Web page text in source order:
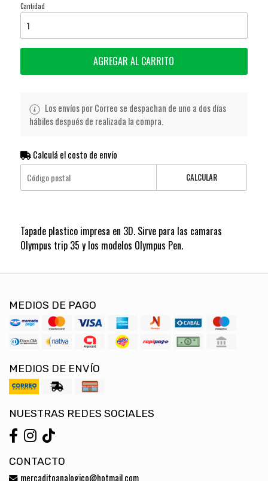
Cantidad
AGREGAR AL CARRITO
Los envíos por Correo se despachan de uno a dos días
hábiles después de realizada la compra.
Calculá el costo de envío
CALCULAR
Tapade plastico impresa en 3D. Sirve para las camaras
Olympus trip 35 y los modelos Olympus Pen.
MEDIOS DE PAGO
MEDIOS DE ENVÍO
NUESTRAS REDES SOCIALES
CONTACTO
mercaditoanalogico@hotmail.com